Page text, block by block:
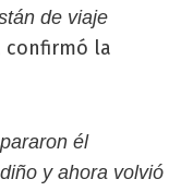
de viaje
confirmó la
él
y ahora volvió